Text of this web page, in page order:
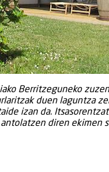
Berritzeguneko
duen laguntza
izan da.
diren ekimen